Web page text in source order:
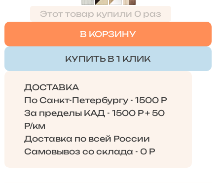
Этот товар купили 0 раз
В КОРЗИНУ
КУПИТЬ В 1 КЛИК
ДОСТАВКА
По Санкт-Петербургу - 1500 Р
За пределы КАД - 1500 Р + 50
Р/км
Доставка по всей России
Самовывоз со склада - 0 Р